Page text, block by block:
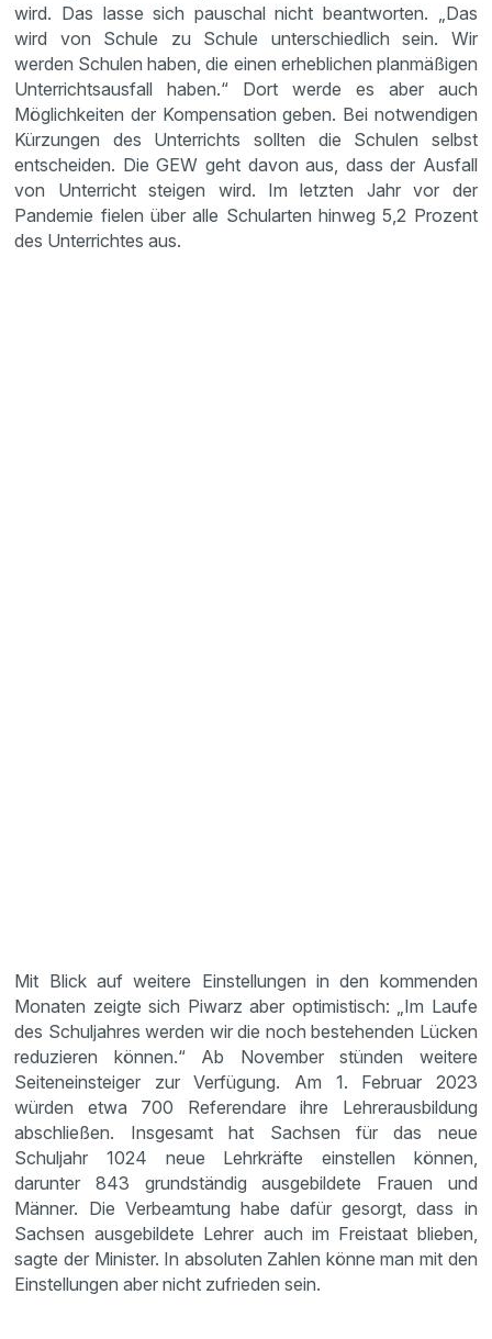
wird. Das lasse sich pauschal nicht beantworten. „Das
wird von Schule zu Schule unterschiedlich sein. Wir
werden Schulen haben, die einen erheblichen planmäßigen
Unterrichtsausfall haben.“ Dort werde es aber auch
Möglichkeiten der Kompensation geben. Bei notwendigen
Kürzungen des Unterrichts sollten die Schulen selbst
entscheiden. Die GEW geht davon aus, dass der Ausfall
von Unterricht steigen wird. Im letzten Jahr vor der
Pandemie fielen über alle Schularten hinweg 5,2 Prozent
des Unterrichtes aus.
Mit Blick auf weitere Einstellungen in den kommenden
Monaten zeigte sich Piwarz aber optimistisch: „Im Laufe
des Schuljahres werden wir die noch bestehenden Lücken
reduzieren können.“ Ab November stünden weitere
Seiteneinsteiger zur Verfügung. Am 1. Februar 2023
würden etwa 700 Referendare ihre Lehrerausbildung
abschließen. Insgesamt hat Sachsen für das neue
Schuljahr 1024 neue Lehrkräfte einstellen können,
darunter 843 grundständig ausgebildete Frauen und
Männer. Die Verbeamtung habe dafür gesorgt, dass in
Sachsen ausgebildete Lehrer auch im Freistaat blieben,
sagte der Minister. In absoluten Zahlen könne man mit den
Einstellungen aber nicht zufrieden sein.